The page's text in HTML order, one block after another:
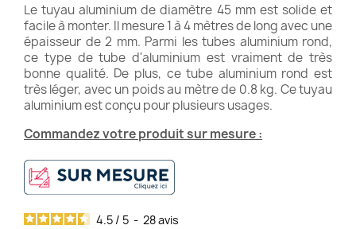
Le tuyau aluminium de diamètre 45 mm est solide et
facile à monter. Il mesure 1 à 4 mètres de long avec une
épaisseur de 2 mm. Parmi les tubes aluminium rond,
ce type de tube d'aluminium est vraiment de très
bonne qualité. De plus, ce tube aluminium rond est
très léger, avec un poids au mètre de 0.8 kg. Ce tuyau
aluminium est conçu pour plusieurs usages.
Commandez votre produit sur mesure :
4.5 / 5 - 28avis